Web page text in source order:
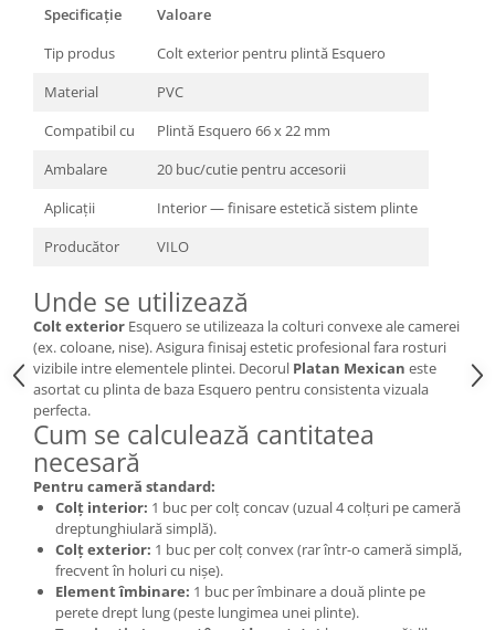
Specificație
Valoare
Tip produs
Colt exterior pentru plintă Esquero
Material
PVC
Compatibil cu
Plintă Esquero 66 x 22 mm
Ambalare
20 buc/cutie pentru accesorii
Aplicații
Interior — finisare estetică sistem plinte
Producător
VILO
Unde se utilizează
Colt exterior Esquero se utilizeaza la colturi convexe ale camerei
(ex. coloane, nise). Asigura finisaj estetic profesional fara rosturi
vizibile intre elementele plintei. Decorul Platan Mexican este
asortat cu plinta de baza Esquero pentru consistenta vizuala
perfecta.
Cum se calculează cantitatea
necesară
Pentru cameră standard:
Colț interior: 1 buc per colț concav (uzual 4 colțuri pe cameră
dreptunghiulară simplă).
Colț exterior: 1 buc per colț convex (rar într-o cameră simplă,
frecvent în holuri cu nișe).
Element îmbinare: 1 buc per îmbinare a două plinte pe
perete drept lung (peste lungimea unei plinte).